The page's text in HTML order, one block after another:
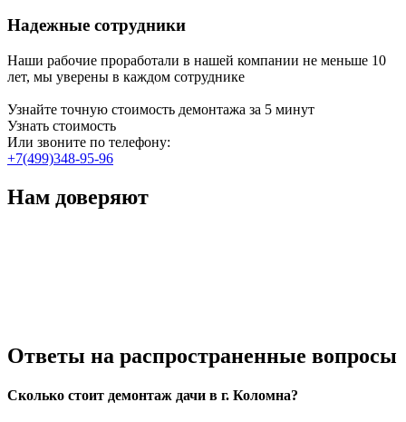
Надежные сотрудники
Наши рабочие проработали в нашей компании не меньше 10
лет, мы уверены в каждом сотруднике
Узнайте точную стоимость демонтажа за 5 минут
Узнать стоимость
Или звоните по телефону:
+7(499)348-95-96
Нам доверяют
Ответы на распространенные вопросы
Сколько стоит демонтаж дачи в г. Коломна?